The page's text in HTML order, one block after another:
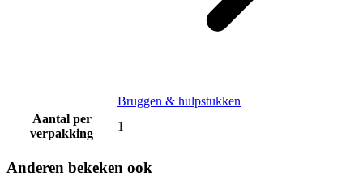
Bruggen & hulpstukken
Aantal per
verpakking
1
Anderen bekeken ook